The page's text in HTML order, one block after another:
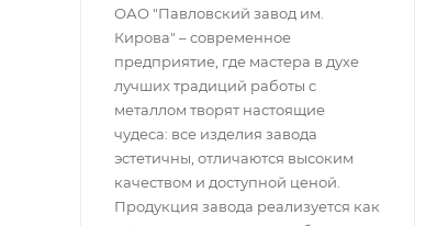
ОАО "Павловский завод им.
Кирова" – современное
предприятие, где мастера в духе
лучших традиций работы с
металлом творят настоящие
чудеса: все изделия завода
эстетичны, отличаются высоким
качеством и доступной ценой.
Продукция завода реализуется как